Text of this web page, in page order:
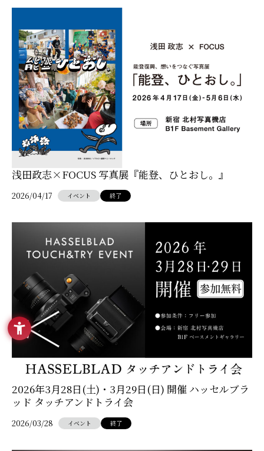
浅田政志×FOCUS 写真展『能登、ひとおし。』
2026/04/17 イベント 終了
2026年3月28日(土)・3月29日(日) 開催 ハッセルブラ
ッド タッチアンドトライ会
2026/03/28 イベント 終了